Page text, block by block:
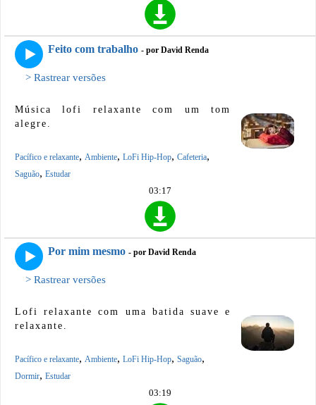
Feito com trabalho - por David Renda
> Rastrear versões
Música lofi relaxante com um tom
alegre.
Pacífico e relaxante, Ambiente, LoFi Hip-Hop, Cafeteria,
Saguão, Estudar
03:17
Por mim mesmo - por David Renda
> Rastrear versões
Lofi relaxante com uma batida suave e
relaxante.
Pacífico e relaxante, Ambiente, LoFi Hip-Hop, Saguão,
Dormir, Estudar
03:19